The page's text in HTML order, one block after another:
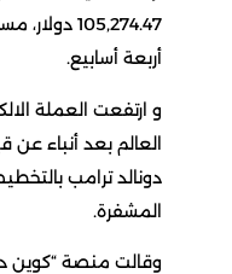
105,274.47
أربعة أسابيع.
و ارتفعت العملة
العالم بعد أنباء عن
دونالد ترامب
المشفرة.
وقالت منصة “كوين